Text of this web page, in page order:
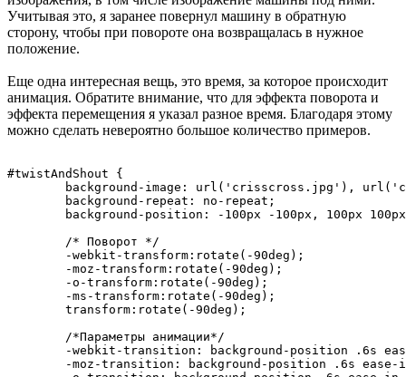
Учитывая это, я заранее повернул машину в обратную
сторону, чтобы при повороте она возвращалась в нужное
положение.
Еще одна интересная вещь, это время, за которое происходит
анимация. Обратите внимание, что для эффекта поворота и
эффекта перемещения я указал разное время. Благодаря этому
можно сделать невероятно большое количество примеров.
#twistAndShout {